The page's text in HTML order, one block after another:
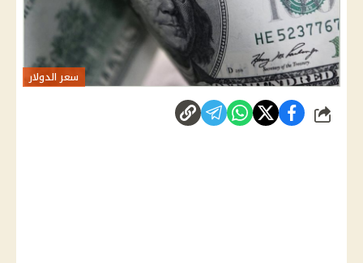
سعر الدولار
شارك